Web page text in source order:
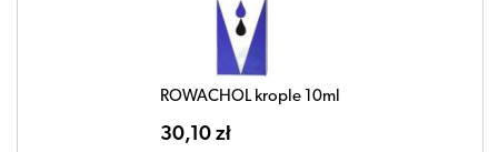
ROWACHOL krople 10ml
30,10 zł